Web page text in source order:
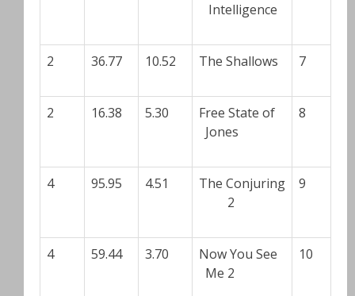
Intelligence
7
The Shallows
10.52
36.77
2
8
Free State of
Jones
5.30
16.38
2
9
The Conjuring
2
4.51
95.95
4
10
Now You See
Me 2
3.70
59.44
4